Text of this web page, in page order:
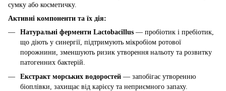
сумку або косметичку.
Активні компоненти та їх дія:
Натуральні ферменти Lactobacillus — пробіотик і пребіотик,
що діють у синергії, підтримують мікробіом ротової
порожнини, зменшують ризик утворення нальоту та розвитку
патогенних бактерій.
Екстракт морських водоростей — запобігає утворенню
біоплівки, захищає від карієсу та неприємного запаху.